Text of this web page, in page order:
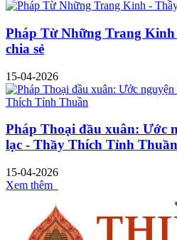
Pháp Từ Những Trang
chia sẻ
15-04-2026
Pháp Thoại đầu xuân: Ước
lạc - Thầy Thích Tỉnh Thuần
15-04-2026
Xem thêm